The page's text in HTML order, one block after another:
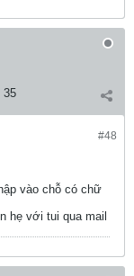
35
#48
vào chỗ có chữ
hẹ với tui qua mail